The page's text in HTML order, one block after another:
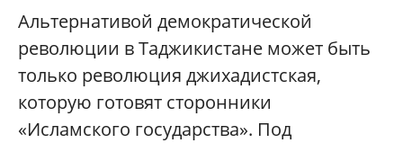
Альтернативой демократической
революции в Таджикистане может быть
только революция джихадистская,
которую готовят сторонники
«Исламского государства». Под